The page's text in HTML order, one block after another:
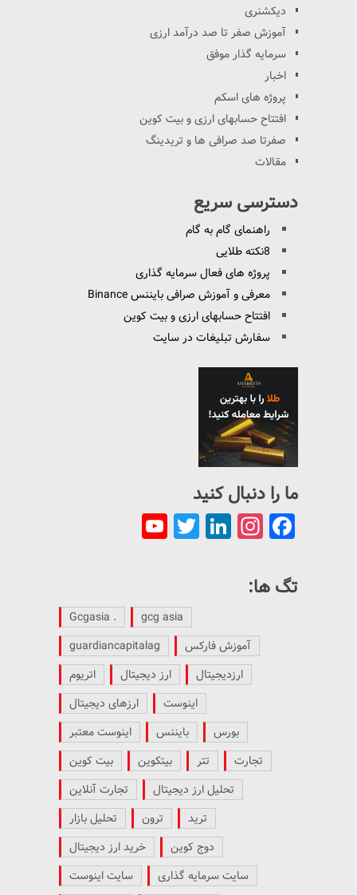
دیکشنری
آموزش صفر تا صد درآمد ارزی
سرمایه گذار موفق
اخبار
پروژه های اسکم
افتتاح حسابهای ارزی و بیت کوین
صفرتا صد صرافی ها و تریدینگ
مقالات
دسترسی سریع
راهنمای گام به گام
8نکته طلایی
پروژه های فعال سرمایه گذاری
معرفی و آموزش صرافی بایننس Binance
افتتاح حسابهای ارزی و بیت کوین
سفارش تبلیغات در سایت
ما را دنبال کنید
Facebook
Instagram
LinkedIn
Twitter
YouTube
Channel
تگ ها:
. Gcgasia
gcg asia
guardiancapitalag
آموزش فارکس
اتریوم
ارز دیجیتال
ارزدیجیتال
ارزهای دیجیتال
اینوست
اینوست معتبر
بایننس
بورس
بیت کوین
بیتکوین تتر
تجارت
تجارت آنلاین
تحلیل ارز دیجیتال
تحلیل بازار
ترون
ترید
خرید ارز دیجیتال
دوج کوین
سایت اینوست
سایت سرمایه گذاری